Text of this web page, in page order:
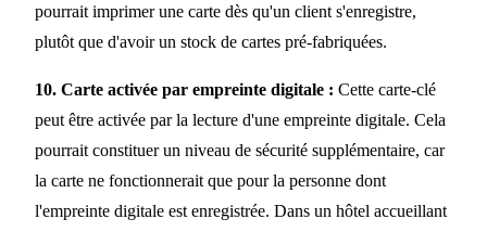
pourrait imprimer une carte dès qu'un client s'enregistre,
plutôt que d'avoir un stock de cartes pré-fabriquées.
10. Carte activée par empreinte digitale : Cette carte-clé
peut être activée par la lecture d'une empreinte digitale. Cela
pourrait constituer un niveau de sécurité supplémentaire, car
la carte ne fonctionnerait que pour la personne dont
l'empreinte digitale est enregistrée. Dans un hôtel accueillant